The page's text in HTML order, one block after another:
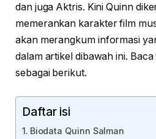
dan juga Aktris. Kini Quinn
memerankan karakter film
akan merangkum informasi
dalam artikel dibawah ini.
sebagai berikut.
Daftar isi
Biodata Quinn Salman